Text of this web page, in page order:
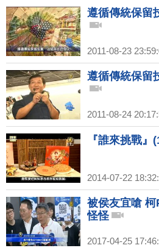
遵循傳統保
2011-08-23
遵循傳統保留
2011-08-24
『誰來挑戰
2014-07-22
被侯友宜嗆
怪怪
2017-04-25